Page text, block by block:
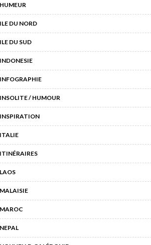
HUMEUR
ILE DU NORD
ILE DU SUD
INDONESIE
INFOGRAPHIE
INSOLITE / HUMOUR
INSPIRATION
ITALIE
ITINÉRAIRES
LAOS
MALAISIE
MAROC
NEPAL